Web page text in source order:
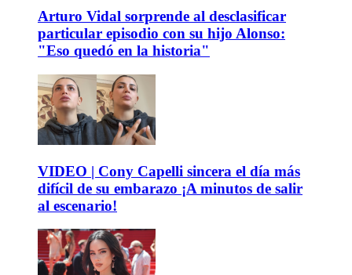
Arturo Vidal sorprende al desclasificar
particular episodio con su hijo Alonso:
"Eso quedó en la historia"
VIDEO | Cony Capelli sincera el día más
difícil de su embarazo ¡A minutos de salir
al escenario!